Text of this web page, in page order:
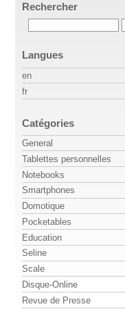
Rechercher
Langues
en
fr
Catégories
General
Tablettes personnelles
Notebooks
Smartphones
Domotique
Pocketables
Education
Seline
Scale
Disque-Online
Revue de Presse